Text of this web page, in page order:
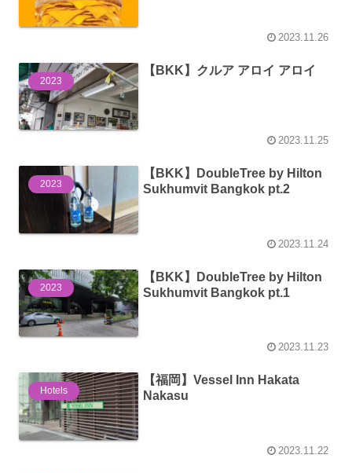
2023.11.26
2023
【BKK】クルア アロイ アロイ
2023.11.25
2023
【BKK】DoubleTree by Hilton
Sukhumvit Bangkok pt.2
2023.11.24
2023
【BKK】DoubleTree by Hilton
Sukhumvit Bangkok pt.1
2023.11.23
Hotels
【福岡】Vessel Inn Hakata
Nakasu
2023.11.22